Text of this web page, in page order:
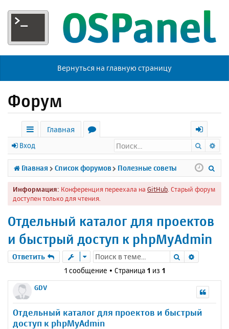
Вернуться на главную страницу
Форум
с
ы
л
к
Главная
р
у
м
х
о
д
Вход Поиск
Главная Список форумов Полезные советы
Информация: Конференция переехала на GitHub . Старый форум
доступен только для чтения.
Отдельный каталог для проектов
и быстрый доступ к phpMyAdmin
Ответить Поиск
1 сообщение • Страница 1 из 1
GDV
Отдельный каталог для проектов и быстрый
доступ к phpMyAdmin